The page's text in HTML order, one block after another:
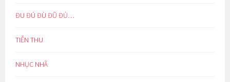
ĐU ĐÚ ĐÙ ĐŨ ĐỦ…
TIỄN THU
NHỤC NHÃ